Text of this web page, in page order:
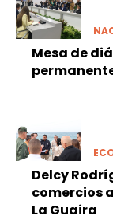
Mesa de
Delcy
comercios
La Guaira